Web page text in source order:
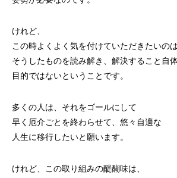
けれど、
この時よくよく気を付けていただきたいのは
そうしたものを読み解き、解決すること自
目的ではないということです。
多くの人は、それをゴールにして
早く厄介ごとを終わらせて、悠々自適な
人生に移行したいと願います。
けれど、この取り組みの醍醐味は、